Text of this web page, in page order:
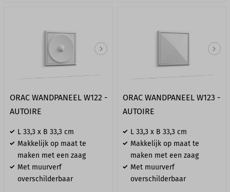
ORAC WANDPANEEL W122 -
AUTOIRE
L 33,3 x B 33,3 cm
Makkelijk op maat te
maken met een zaag
Met muurverf
overschilderbaar
ORAC WANDPANEEL W123 -
AUTOIRE
L 33,3 x B 33,3 cm
Makkelijk op maat te
maken met een zaag
Met muurverf
overschilderbaar